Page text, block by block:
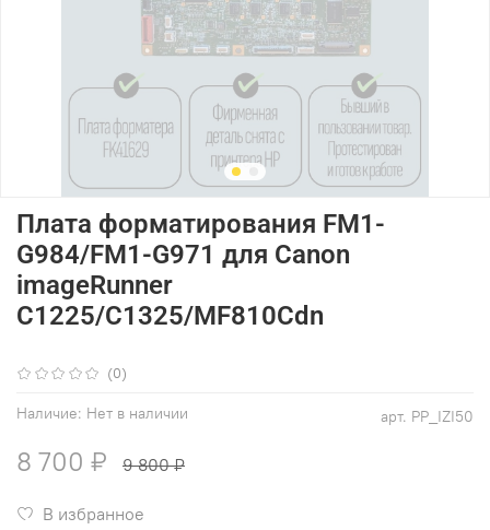
(0)
арт. PP_IZI50
Наличие: Нет в наличии
Плата форматирования FM1-
G984/FM1-G971 для Canon
imageRunner
C1225/C1325/MF810Cdn
8 700 ₽ 9 800 ₽
В избранное